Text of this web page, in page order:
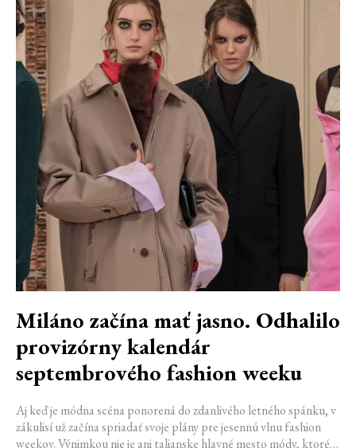
Miláno začína mať jasno. Odhalilo
provizórny kalendár
septembrového fashion weeku
Aj keď je módna scéna ponorená do zdanlivého letného spánku, v
zákulisí už začína spriadať svoje plány pre jesennú vlnu fashion
weekov. Výnimkou nie je ani talianske hlavné mesto módy, ktoré